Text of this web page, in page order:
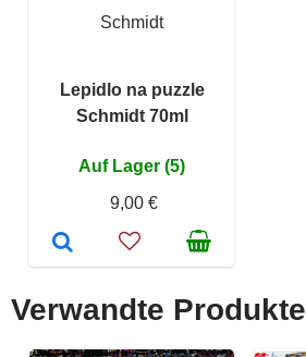
Schmidt
Lepidlo na puzzle
Schmidt 70ml
Auf Lager (5)
9,00 €
Verwandte Produkte